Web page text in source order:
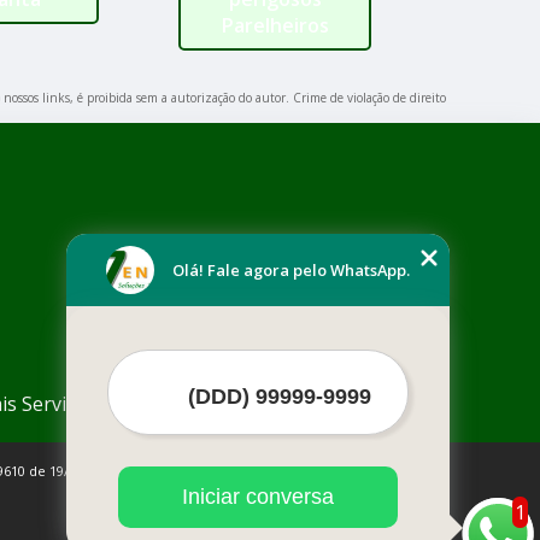
Parelheiros
links, é proibida sem a autorização do autor. Crime de violação de direito
Serviços
de 19/02/1998)
1
Olá! Fale agora pelo WhatsApp.
Iniciar conversa